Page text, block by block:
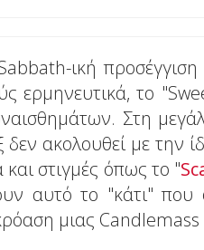
ική προσέγγιση
ερμηνευτικά, το
Στη
ακολουθεί με την
στιγμές όπως το "
αυτό το "κάτι" που
μιας